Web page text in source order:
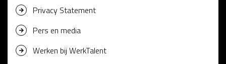
Privacy Statement
Pers en media
Werken bij WerkTalent